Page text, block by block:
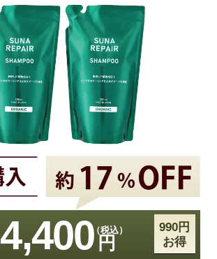
4,400 円
990円
お得